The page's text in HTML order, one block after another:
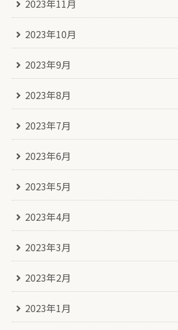
2023年11月
2023年10月
2023年9月
2023年8月
2023年7月
2023年6月
2023年5月
2023年4月
2023年3月
2023年2月
2023年1月